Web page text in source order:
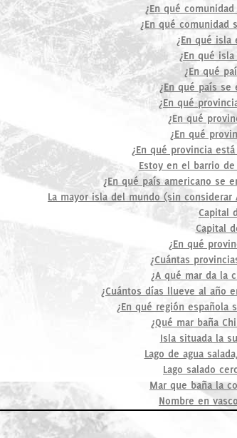
¿En qué
¿En qué comunidad
¿En qué isla
¿En qué
¿En qué
¿En qué país se
¿En qué
¿En qué
¿En qué
¿En qué provincia
Estoy en el barrio
¿En qué país americano se
La mayor isla del mundo (sin
Capital
Capital
¿En qué
¿Cuántas
¿A qué mar da la
¿Cuántos días llueve al año
¿En qué región española
¿Qué mar baña
Isla situada la
Lago de agua
Lago salado
Mar que baña la
Nombre en